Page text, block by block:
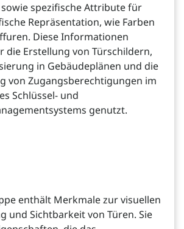
spezifische Attribute für
Repräsentation, wie Farben
Diese Informationen
die Erstellung von Türschildern,
in Gebäudeplänen und die
von Zugangsberechtigungen im
Schlüssel- und
genutzt.
enthält Merkmale zur visuellen
und Sichtbarkeit von Türen. Sie